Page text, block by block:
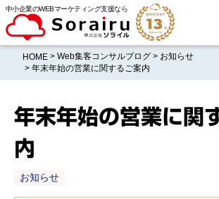
中小企業のWEBマーケティング支援なら
HOME > Web集客コンサルブログ > お知らせ
> 年末年始の営業に関するご案内
年末年始の営業に関
内
お知らせ